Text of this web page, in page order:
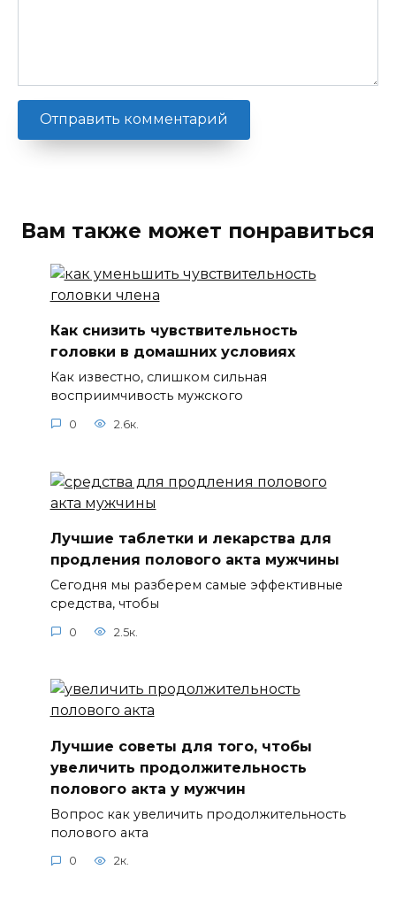
Вам также может понравиться
Как снизить чувствительность
головки в домашних условиях
Как известно, слишком сильная
восприимчивость мужского
0 2.6к.
Лучшие таблетки и лекарства для
продления полового акта мужчины
Сегодня мы разберем самые эффективные
средства, чтобы
0 2.5к.
Лучшие советы для того, чтобы
увеличить продолжительность
полового акта у мужчин
Вопрос как увеличить продолжительность
полового акта
0 2к.